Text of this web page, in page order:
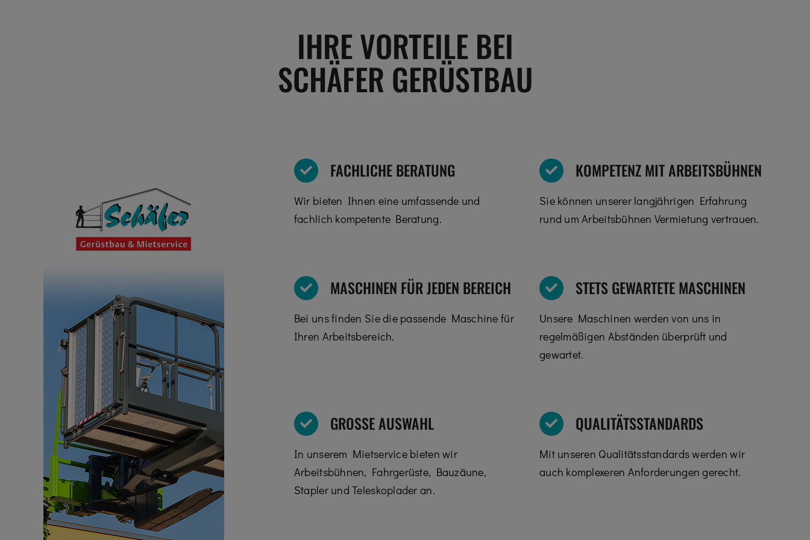
IHRE VORTEILE BEI
SCHÄFER GERÜSTBAU
FACHLICHE BERATUNG
Wir bieten Ihnen eine umfassende und
fachlich kompetente Beratung.
KOMPETENZ MIT ARBEITSBÜHNEN
Sie können unserer langjährigen Erfahrung
rund um Arbeitsbühnen Vermietung vertrauen.
MASCHINEN FÜR JEDEN BEREICH
Bei uns finden Sie die passende Maschine für
Ihren Arbeitsbereich.
STETS GEWARTETE MASCHINEN
Unsere Maschinen werden von uns in
regelmäßigen Abständen überprüft und
gewartet.
GROSSE AUSWAHL
In unserem Mietservice bieten wir
Arbeitsbühnen, Fahrgerüste, Bauzäune,
Stapler und Teleskoplader an.
QUALITÄTSSTANDARDS
Mit unseren Qualitätsstandards werden wir
auch komplexeren Anforderungen gerecht.